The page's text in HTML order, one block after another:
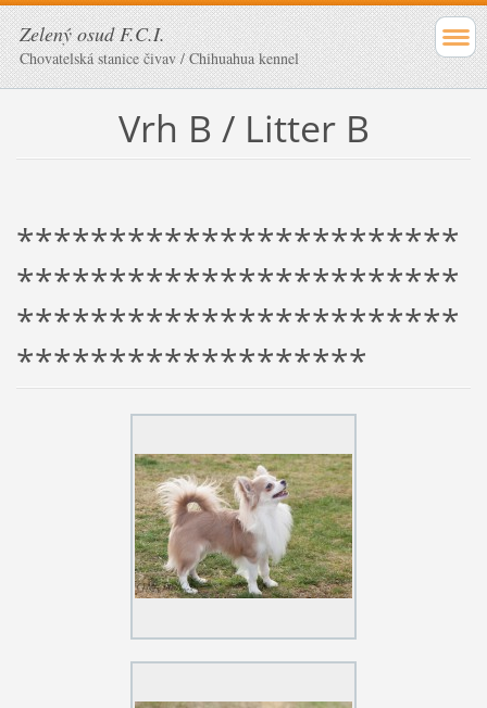
Zelený osud F.C.I.
Chovatelská stanice čivav / Chihuahua kennel
Vrh B / Litter B
************************
************************
************************
*******************